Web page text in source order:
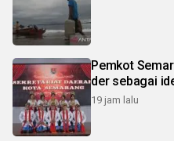
Pemkot
der
19 jam lalu